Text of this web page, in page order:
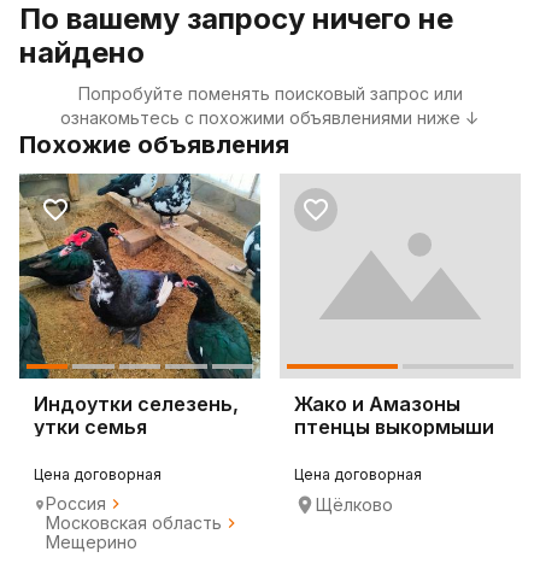
По вашему запросу ничего не
найдено
Попробуйте поменять поисковый запрос или
ознакомьтесь с похожими объявлениями ниже ↓
Похожие объявления
Индоутки селезень,
утки семья
Цена договорная
Россия
Московская область
Мещерино
Жако и Амазоны
птенцы выкормыши
Цена договорная
Щёлково